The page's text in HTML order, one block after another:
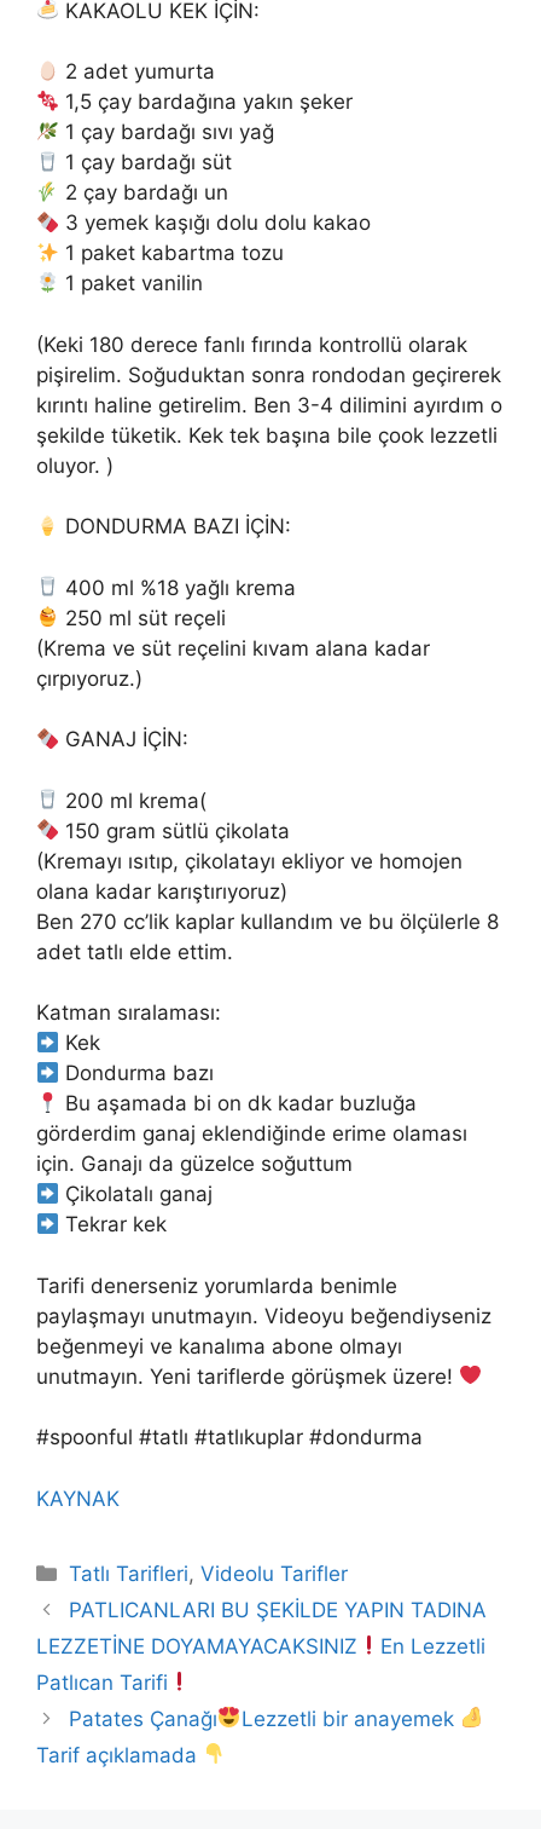
KAKAOLU KEK İÇİN:
2 adet yumurta
1,5 çay bardağına yakın şeker
1 çay bardağı sıvı yağ
1 çay bardağı süt
2 çay bardağı un
3 yemek kaşığı dolu dolu kakao
1 paket kabartma tozu
1 paket vanilin
(Keki 180 derece fanlı fırında kontrollü olarak
pişirelim. Soğuduktan sonra rondodan geçirerek
kırıntı haline getirelim. Ben 3-4 dilimini ayırdım o
şekilde tüketik. Kek tek başına bile çook lezzetli
oluyor. )
DONDURMA BAZI İÇİN:
400 ml %18 yağlı krema
250 ml süt reçeli
(Krema ve süt reçelini kıvam alana kadar
çırpıyoruz.)
GANAJ İÇİN:
200 ml krema(
150 gram sütlü çikolata
(Kremayı ısıtıp, çikolatayı ekliyor ve homojen
olana kadar karıştırıyoruz)
Ben 270 cc’lik kaplar kullandım ve bu ölçülerle 8
adet tatlı elde ettim.
Katman sıralaması:
Kek
Dondurma bazı
Bu aşamada bi on dk kadar buzluğa
görderdim ganaj eklendiğinde erime olaması
için. Ganajı da güzelce soğuttum
Çikolatalı ganaj
Tekrar kek
Tarifi denerseniz yorumlarda benimle
paylaşmayı unutmayın. Videoyu beğendiyseniz
beğenmeyi ve kanalıma abone olmayı
unutmayın. Yeni tariflerde görüşmek üzere!
#spoonful #tatlı #tatlıkuplar #dondurma
KAYNAK
Kategoriler
Tatlı Tarifleri,Videolu Tarifler
PATLICANLARI BU ŞEKİLDE YAPIN TADINA
LEZZETİNE DOYAMAYACAKSINIZ
En Lezzetli
Patlıcan Tarifi
Patates Çanağı
Lezzetli bir anayemek
Tarif açıklamada